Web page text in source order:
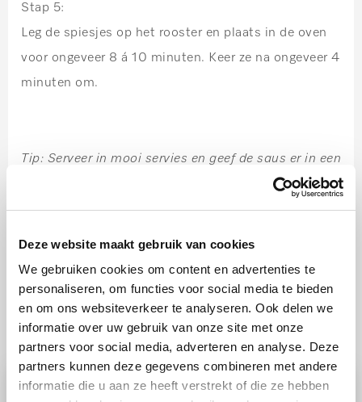
Deze website maakt gebruik van cookies
We gebruiken cookies om content en advertenties te
personaliseren, om functies voor social media te bieden
en om ons websiteverkeer te analyseren. Ook delen we
informatie over uw gebruik van onze site met onze
partners voor social media, adverteren en analyse. Deze
partners kunnen deze gegevens combineren met andere
informatie die u aan ze heeft verstrekt of die ze hebben
Stap 5:
Leg de spiesjes op het rooster en plaats in de oven
voor ongeveer 8 á 10 minuten. Keer ze na ongeveer 4
minuten om.
Tip: Serveer in mooi servies en geef de saus er in een
Ook lekker